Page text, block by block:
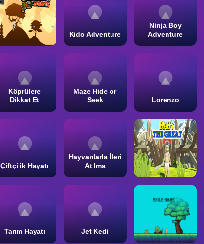
Kido Adventure
Ninja Boy
Adventure
Köprülere
Dikkat Et
Maze Hide or
Seek
Lorenzo
Çiftçilik Hayatı
Hayvanlarla İleri
Atılma
Tarım Hayatı Jet Kedi